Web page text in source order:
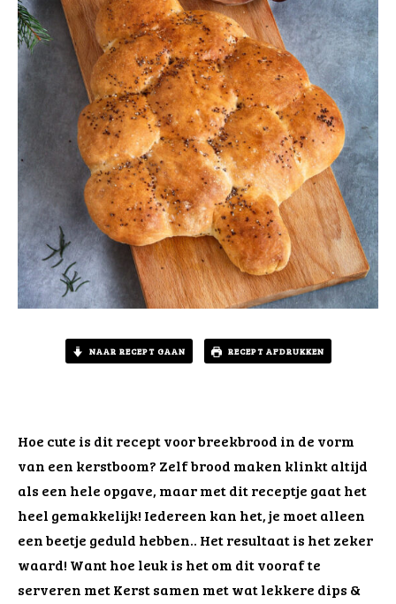
NAAR RECEPT GAAN RECEPT AFDRUKKEN
Hoe cute is dit recept voor breekbrood in de vorm
van een kerstboom? Zelf brood maken klinkt altijd
als een hele opgave, maar met dit receptje gaat het
heel gemakkelijk! Iedereen kan het, je moet alleen
een beetje geduld hebben.. Het resultaat is het zeker
waard! Want hoe leuk is het om dit vooraf te
serveren met Kerst samen met wat lekkere dips &